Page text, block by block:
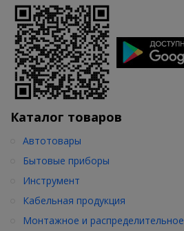
Каталог товаров
Автотовары
Бытовые приборы
Инструмент
Кабельная продукция
Монтажное и